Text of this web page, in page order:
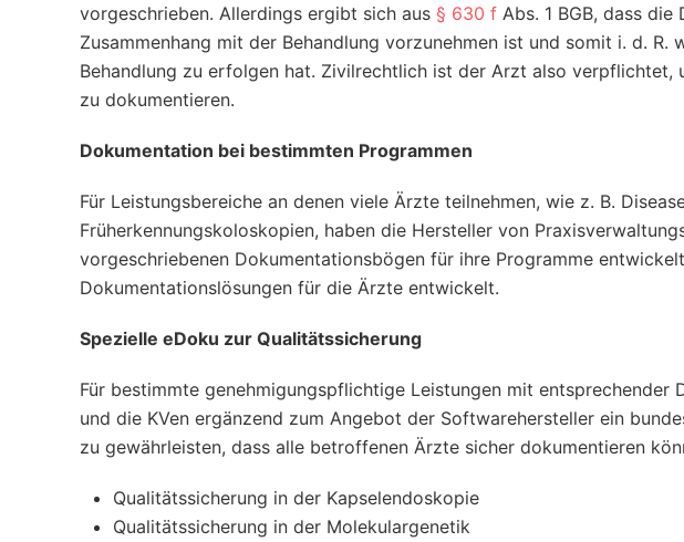
vorgeschrieben. Allerdings ergibt sich aus § 630 f Abs. 1 BGB, dass
Zusammenhang mit der Behandlung vorzunehmen ist und somit i. d.
Behandlung zu erfolgen hat. Zivilrechtlich ist der Arzt also verpflichtet,
zu dokumentieren.
Dokumentation bei bestimmten Programmen
Für Leistungsbereiche an denen viele Ärzte teilnehmen, wie z. B.
Früherkennungskoloskopien, haben die Hersteller von
vorgeschriebenen Dokumentationsbögen für ihre Programme
Dokumentationslösungen für die Ärzte entwickelt.
Spezielle eDoku zur Qualitätssicherung
Für bestimmte genehmigungspflichtige Leistungen mit
und die KVen ergänzend zum Angebot der Softwarehersteller ein
zu gewährleisten, dass alle betroffenen Ärzte sicher dokumentieren
Qualitätssicherung in der Kapselendoskopie
Qualitätssicherung in der Molekulargenetik